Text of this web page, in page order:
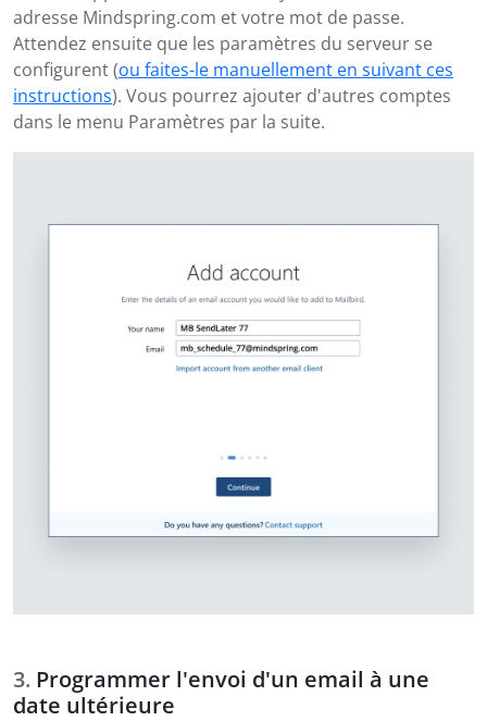
adresse Mindspring.com et votre mot de passe.
Attendez ensuite que les paramètres du serveur se
configurent (ou faites-le manuellement en suivant ces
instructions). Vous pourrez ajouter d'autres comptes
dans le menu Paramètres par la suite.
Programmer l'envoi d'un email à une
date ultérieure